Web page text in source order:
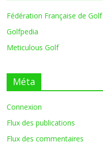
Fédération Française de Golf
Golfpedia
Meticulous Golf
Méta
Connexion
Flux des publications
Flux des commentaires